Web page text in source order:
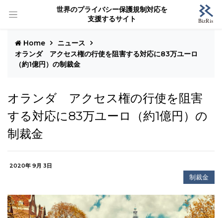
世界のプライバシー保護規制対応を
支援するサイト
Home
ニュース
オランダ アクセス権の行使を阻害する対応に83万ユーロ
（約1億円）の制裁金
オランダ アクセス権の行使を阻害
する対応に83万ユーロ（約1億円）の
制裁金
2020年 9月 3日
制裁金